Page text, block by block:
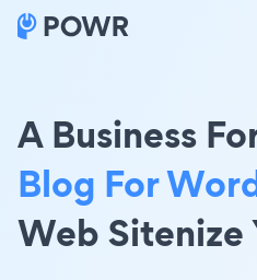
A Business
Blog For
Web Sitenize